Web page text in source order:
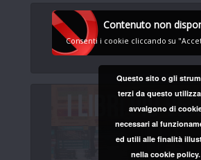
Contenuto non
Consenti i cookie cliccando su
Questo sito o gli
terzi da questo
avvalgono di
necessari al
ed utili alle finalità
nella cookie policy.